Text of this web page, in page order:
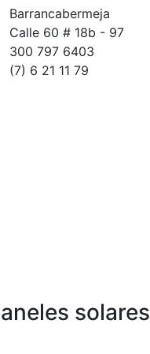
Barrancabermeja
Calle 60 # 18b - 97
300 797 6403
(7) 6 21 11 79
solares